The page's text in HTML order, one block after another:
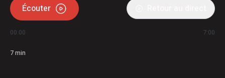
Écouter
00:00 7:00
7min